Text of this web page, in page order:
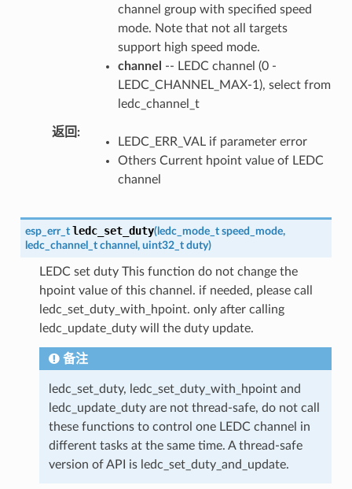
channel group with specified speed
mode. Note that not all targets
support high speed mode.
channel
-- LEDC channel (0 -
LEDC_CHANNEL_MAX-1), select from
ledc_channel_t
返回
LEDC_ERR_VAL if parameter error
Others Current hpoint value of LEDC
channel
esp_err_t ledc_set_duty(ledc_mode_t speed_mode,
ledc_channel_t channel , uint32_t duty)
LEDC set duty This function do not change the
hpoint value of this channel. if needed, please call
ledc_set_duty_with_hpoint. only after calling
ledc_update_duty will the duty update.
备注
ledc_set_duty, ledc_set_duty_with_hpoint and
ledc_update_duty are not thread-safe, do not call
these functions to control one LEDC channel in
different tasks at the same time. A thread-safe
version of API is ledc_set_duty_and_update.